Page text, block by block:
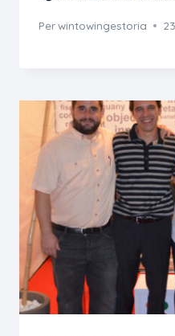
Perwintowingestoria